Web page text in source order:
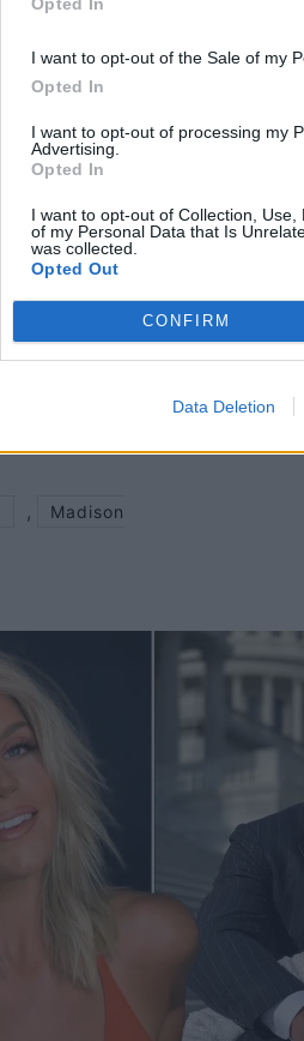
I want to opt-out of the Sale of my
Opted In
I want to opt-out of processing my
Advertising.
Opted In
I want to opt-out of Collection,
of my Personal Data that Is
was collected.
Opted Out
CONFIRM
Data Deletion
1.8 milion dollarë unaza e martesës, çdo
Lopez
,
Madison